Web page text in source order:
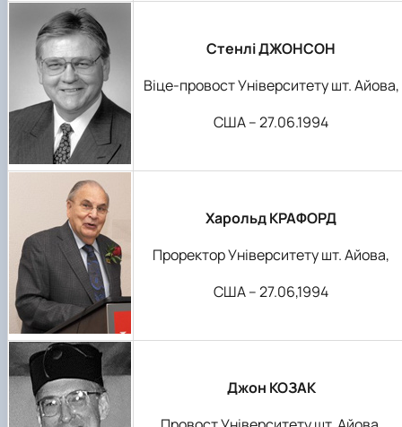
Стенлі ДЖОНСОН
Віце-провост Університету шт. Айова,
США – 27.06.1994
Харольд КРАФОРД
Проректор Університету шт. Айова,
США – 27.06,1994
Джон КОЗАК